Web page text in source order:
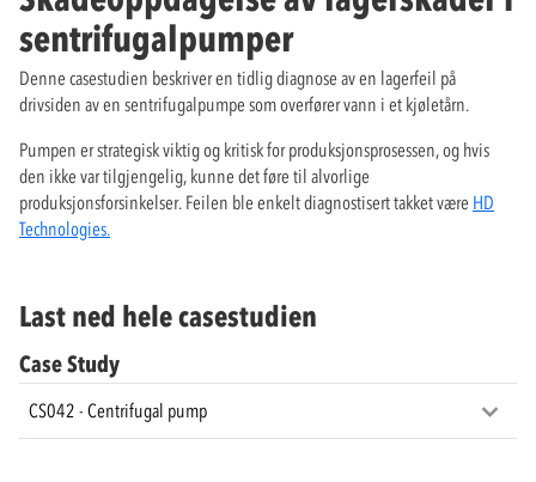
sentrifugalpumper
Denne casestudien beskriver en tidlig diagnose av en lagerfeil på
drivsiden av en sentrifugalpumpe som overfører vann i et kjøletårn.
Pumpen er strategisk viktig og kritisk for produksjonsprosessen, og hvis
den ikke var tilgjengelig, kunne det føre til alvorlige
produksjonsforsinkelser. Feilen ble enkelt diagnostisert takket være HD
Technologies.
Last ned hele casestudien
Case Study
CS042 - Centrifugal pump